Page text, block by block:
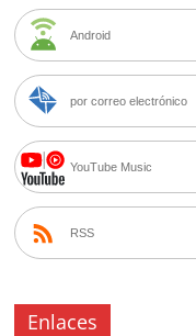
Android
por correo electrónico
YouTube Music
RSS
Enlaces